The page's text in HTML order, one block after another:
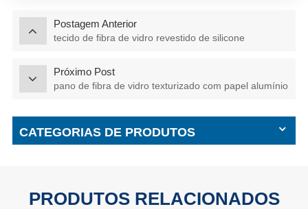
Postagem Anterior
tecido de fibra de vidro revestido de silicone
Próximo Post
pano de fibra de vidro texturizado com papel alumínio
CATEGORIAS DE PRODUTOS
PRODUTOS RELACIONADOS